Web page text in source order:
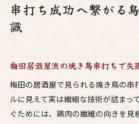
串打ち成功へ繋がる
識
梅田居酒屋流の焼き鳥串打ちで失
梅田の居酒屋で見られる焼き鳥の串
ルに見えて実は繊細な技術が詰まっ
ぐためには、鶏肉の繊維の向きを見